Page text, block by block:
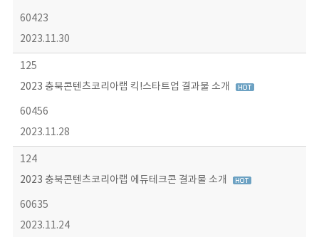
60423
2023.11.30
125
2023 충북콘텐츠코리아랩 킥!스타트업 결과물 소개
60456
2023.11.28
124
2023 충북콘텐츠코리아랩 에듀테크콘 결과물 소개
60635
2023.11.24